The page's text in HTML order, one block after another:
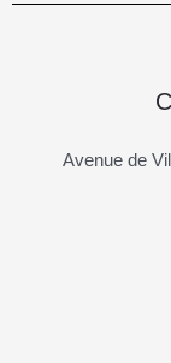
Avenue de